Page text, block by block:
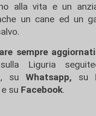
alla vita e un
un cane ed un
sempre aggiornati
Liguria
su
Whatsapp, su
e su Facebook.